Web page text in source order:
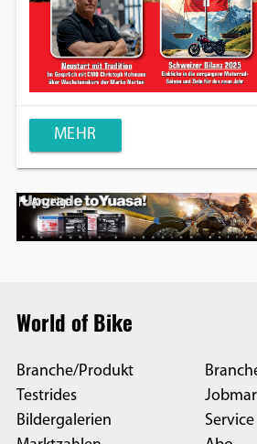
MEHR
Anzeige
World of Bike
Branche/Produkt
Testrides
Bildergalerien
Service